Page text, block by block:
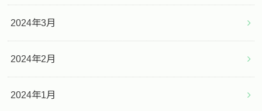
2024年3月
2024年2月
2024年1月